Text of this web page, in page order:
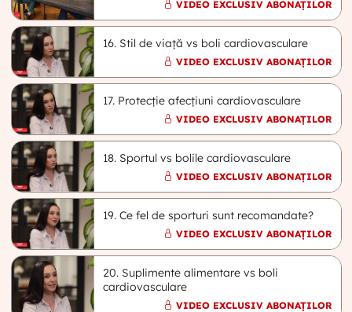
VIDEO EXCLUSIV ABONAȚILOR
16. Stil de viață vs boli cardiovasculare
VIDEO EXCLUSIV ABONAȚILOR
17. Protecție afecțiuni cardiovasculare
VIDEO EXCLUSIV ABONAȚILOR
18. Sportul vs bolile cardiovasculare
VIDEO EXCLUSIV ABONAȚILOR
19. Ce fel de sporturi sunt recomandate?
VIDEO EXCLUSIV ABONAȚILOR
20. Suplimente alimentare vs boli
cardiovasculare
VIDEO EXCLUSIV ABONAȚILOR